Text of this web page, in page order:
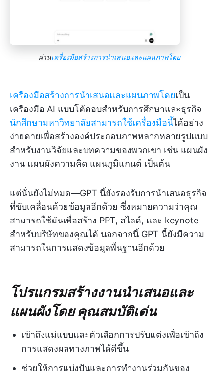
ผ่านเครื่องมือสร้างการนำเสนอและแผนภาพโดย
เครื่องมือสร้างการนำเสนอและแผนภาพโดยเป็น
เครื่องมือ AI แบบโต้ตอบสำหรับการศึกษาและธุรกิจ
นักศึกษามหาวิทยาลัยสามารถใช้เครื่องมือนี้ได้อย่าง
ง่ายดายเพื่อสร้างองค์ประกอบภาพหลากหลายรูปแบบ
สำหรับงานวิจัยและบทความของพวกเขา เช่น แผนผัง
งาน แผนผังความคิด แผนภูมิแกนต์ เป็นต้น
แต่นั่นยังไม่หมด—GPT นี้ยังรองรับการนำเสนอธุรกิจ
ที่ขับเคลื่อนด้วยข้อมูลอีกด้วย ซึ่งหมายความว่าคุณ
สามารถใช้มันเพื่อสร้าง PPT, สไลด์, และ keynote
สำหรับบริษัทของคุณได้ นอกจากนี้ GPT นี้ยังมีความ
สามารถในการแสดงข้อมูลพื้นฐานอีกด้วย
โปรแกรมสร้างงานนำเสนอและ
แผนผังโดยคุณสมบัติเด่น
เข้าถึงแม่แบบและตัวเลือกการปรับแต่งเพื่อเข้าถึง
การแสดงผลทางภาพได้ดีขึ้น
ช่วยให้การแบ่งปันและการทำงานร่วมกันของ